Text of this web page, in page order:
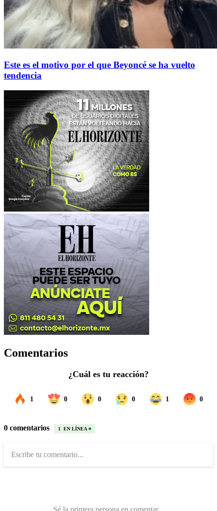
Este es el motivo por el que Beyoncé se ha vuelto
tendencia
Comentarios